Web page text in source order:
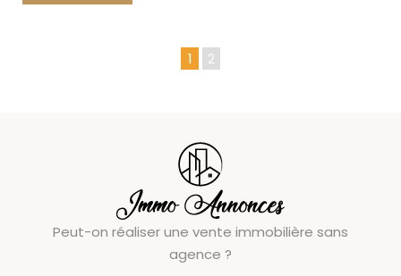
1 2
Peut-on réaliser une vente immobilière sans
agence ?